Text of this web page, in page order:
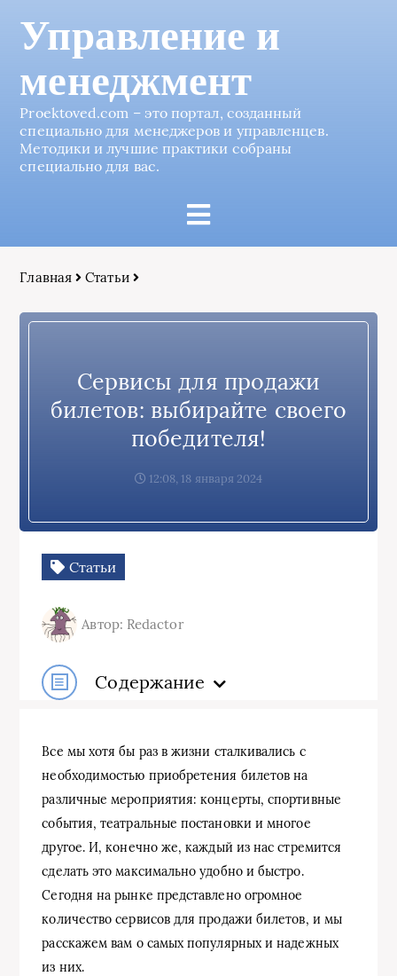
Управление и
менеджмент
Proektoved.com – это портал, созданный
специально для менеджеров и управленцев.
Методики и лучшие практики собраны
специально для вас.
Главная Статьи
Сервисы для продажи
билетов: выбирайте своего
победителя!
12:08, 18 января 2024
Статьи
Автор: Redactor
Содержание
Все мы хотя бы раз в жизни сталкивались с
необходимостью приобретения билетов на
различные мероприятия: концерты, спортивные
события, театральные постановки и многое
другое. И, конечно же, каждый из нас стремится
сделать это максимально удобно и быстро.
Сегодня на рынке представлено огромное
количество сервисов для продажи билетов, и мы
расскажем вам о самых популярных и надежных
из них.